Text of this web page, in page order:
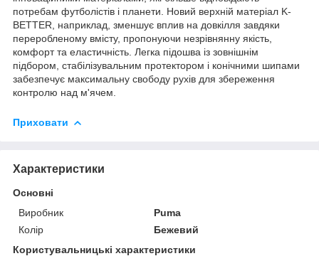
потребам футболістів і планети. Новий верхній матеріал K-
BETTER, наприклад, зменшує вплив на довкілля завдяки
переробленому вмісту, пропонуючи незрівнянну якість,
комфорт та еластичність. Легка підошва із зовнішнім
підбором, стабілізувальним протектором і конічними шипами
забезпечує максимальну свободу рухів для збереження
контролю над м'ячем.
Приховати
Характеристики
Основні
Виробник
Puma
Колір
Бежевий
Користувальницькі характеристики